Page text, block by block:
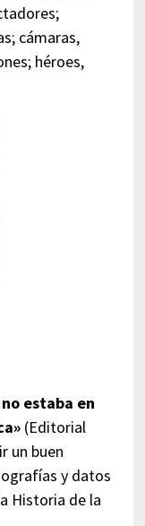
cámaras,
héroes,
no estaba en
(Editorial
un buen
y datos
Historia de la